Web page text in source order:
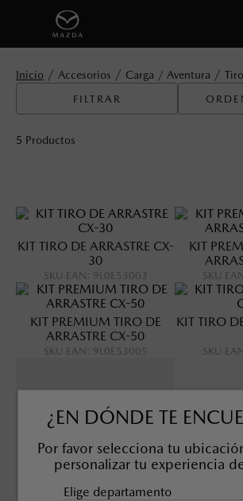
¿EN DÓNDE TE
Por favor selecciona tu
personalizar tu experiencia
Elige departamento
Accesorios Carga / Aventura
FILTRAR
5 Productos
KIT TIRO DE ARRASTRE CX-
30
SKU EAN : 9L0E53003
KIT
SKU EAN
KIT PREMIUM TIRO DE
ARRASTRE CX-50
SKU EAN : 9L0E53005
KIT TIRO
SKU EAN